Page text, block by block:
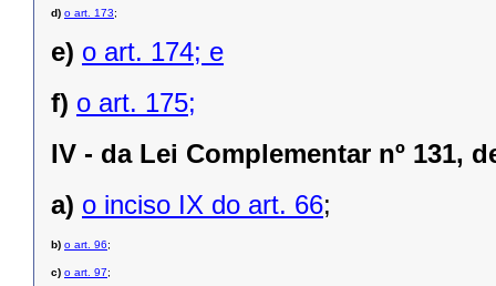
d) o art. 173;
e) o art. 174; e
f) o art. 175;
IV - da Lei Complementar nº 131,
a) o inciso IX do art. 66;
b) o art. 96;
c) o art. 97;